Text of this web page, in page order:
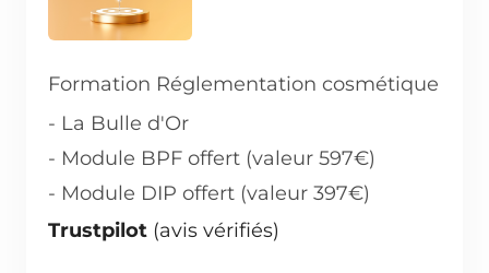
Formation Réglementation cosmétique
- La Bulle d'Or
- Module BPF offert (valeur 597€)
- Module DIP offert (valeur 397€)
Trustpilot (avis vérifiés)